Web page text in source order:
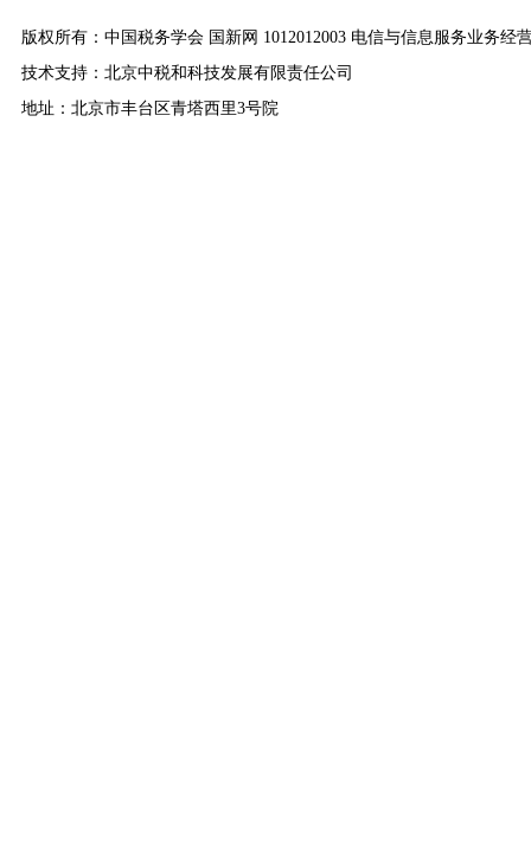
版权所有：中国税务学会 国新网 1012012003 电信与信息服务业务经
技术支持：北京中税和科技发展有限责任公司
地址：北京市丰台区青塔西里3号院